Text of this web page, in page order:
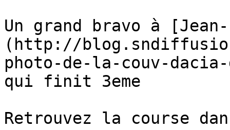
Un grand bravo à
(http://
photo-de-la-couv-
qui finit 3eme
Retrouvez la course